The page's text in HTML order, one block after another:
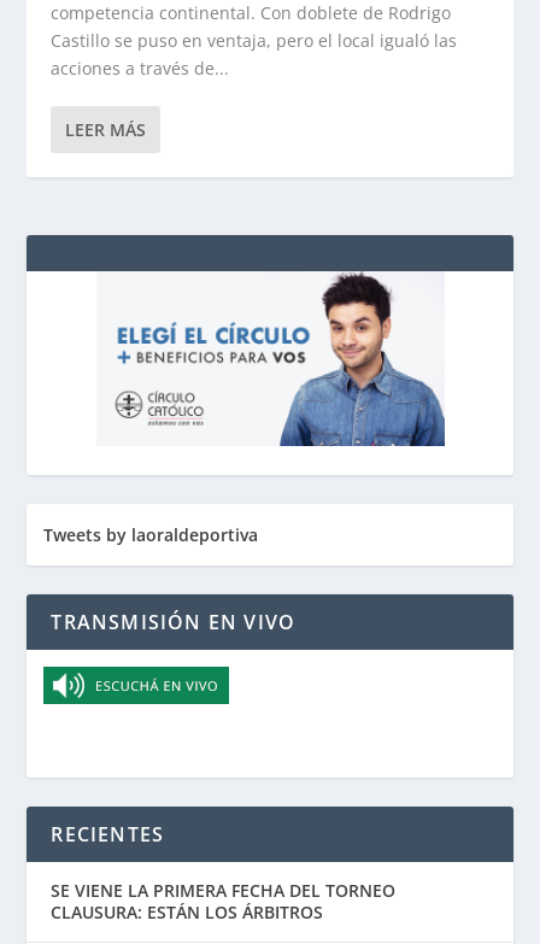
competencia continental. Con doblete de Rodrigo
Castillo se puso en ventaja, pero el local igualó las
acciones a través de...
LEER MÁS
Tweets by laoraldeportiva
TRANSMISIÓN EN VIVO
RECIENTES
SE VIENE LA PRIMERA FECHA DEL TORNEO
CLAUSURA: ESTÁN LOS ÁRBITROS